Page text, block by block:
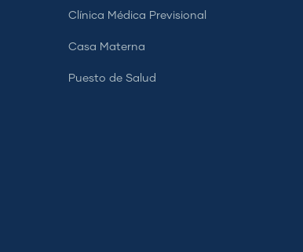
Clínica Médica Previsional
Casa Materna
Puesto de Salud